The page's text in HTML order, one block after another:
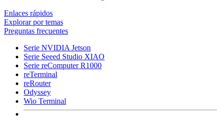
Enlaces rápidos
Explorar por temas
Preguntas frecuentes
Serie NVIDIA Jetson
Serie Seeed Studio XIAO
Serie reComputer R1000
reTerminal
reRouter
Odyssey
Wio Terminal